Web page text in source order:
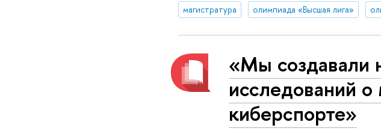
магистратура
олимпиада «Высшая лига»
«Мы создавали
исследований
киберспорте»